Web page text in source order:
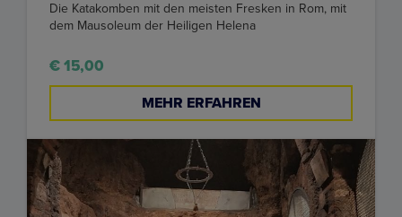
Die Katakomben mit den meisten Fresken in Rom, mit
dem Mausoleum der Heiligen Helena
€ 15,00
MEHR ERFAHREN